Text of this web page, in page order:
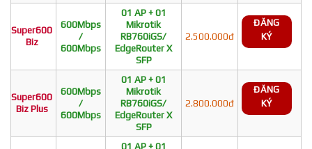
Super600
Biz
600Mbps
/
600Mbps
01 AP + 01
Mikrotik
RB760iGS/
EdgeRouter X
SFP
2.500.000đ
ĐĂNG
KÝ
Super600
Biz Plus
600Mbps
/
600Mbps
01 AP + 01
Mikrotik
RB760iGS/
EdgeRouter X
SFP
2.800.000đ
ĐĂNG
KÝ
01 AP + 01